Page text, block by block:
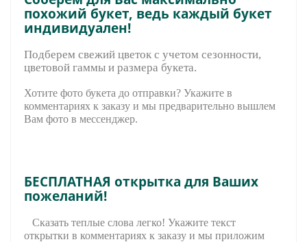
похожий букет, ведь каждый букет
индивидуален!
Подберем свежий цветок с учетом сезонности,
цветовой гаммы и размера букета.
Хотите фото букета до отправки? Укажите в
комментариях к заказу и мы предварительно вышлем
Вам фото в мессенджер.
БЕСПЛАТНАЯ открытка для Ваших
пожеланий!
Сказать теплые слова легко! Укажите текст
открытки в комментариях к заказу и мы приложим